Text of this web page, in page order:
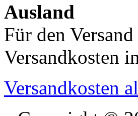
Ausland
Für den
Versandkosten
Versandkosten